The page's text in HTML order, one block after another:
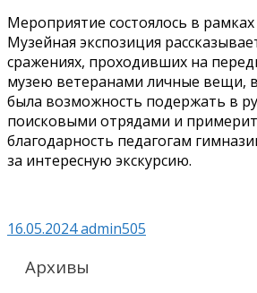
Мероприятие состоялось в
Музейная экспозиция
сражениях, проходивших на
музею ветеранами личные вещи,
была возможность подержать в
поисковыми отрядами и
благодарность педагогам
за интересную экскурсию.
16.05.2024admin505
Архивы